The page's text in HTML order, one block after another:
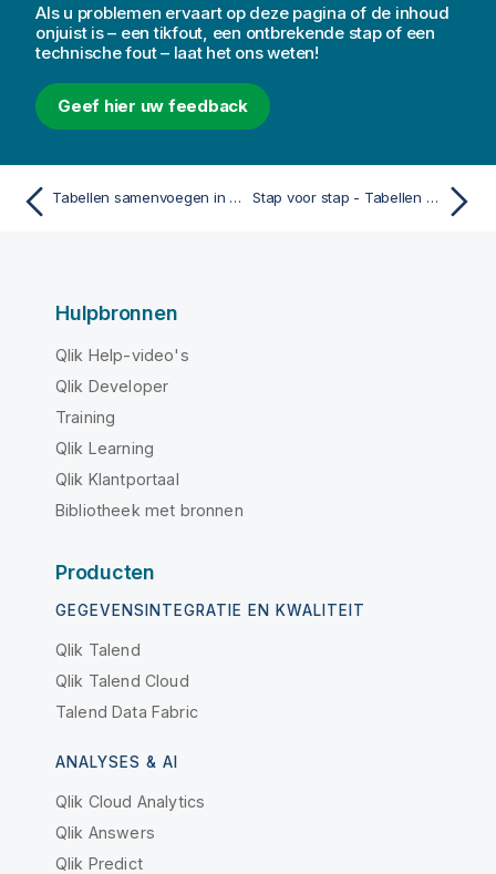
Als u problemen ervaart op deze pagina of de inhoud
onjuist is – een tikfout, een ontbrekende stap of een
technische fout – laat het ons weten!
Geef hier uw feedback
Tabellen samenvoegen in Gegevensbeheer Stap voor stap - Tabellen combineren met behulp van geforceerd aaneenschakelen
Hulpbronnen
Qlik Help-video's
Qlik Developer
Training
Qlik Learning
Qlik Klantportaal
Bibliotheek met bronnen
Producten
GEGEVENSINTEGRATIE EN KWALITEIT
Qlik Talend
Qlik Talend Cloud
Talend Data Fabric
ANALYSES & AI
Qlik Cloud Analytics
Qlik Answers
Qlik Predict